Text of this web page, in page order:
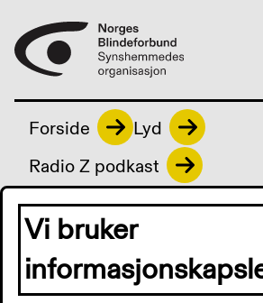
Forside
Lyd
Radio Z podkast
Radio Z
Vi bruker